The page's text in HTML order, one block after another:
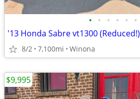
• • • • • •
'13 Honda Sabre vt1300 (Reduced!)
8/2 7,100mi Winona
$9,995